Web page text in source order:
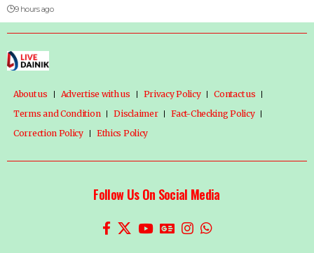
9 hours ago
About us Advertise with us Privacy Policy
Contact us
Terms and Condition
Disclaimer
Fact-Checking Policy
Correction Policy
Ethics Policy
Follow Us On Social Media